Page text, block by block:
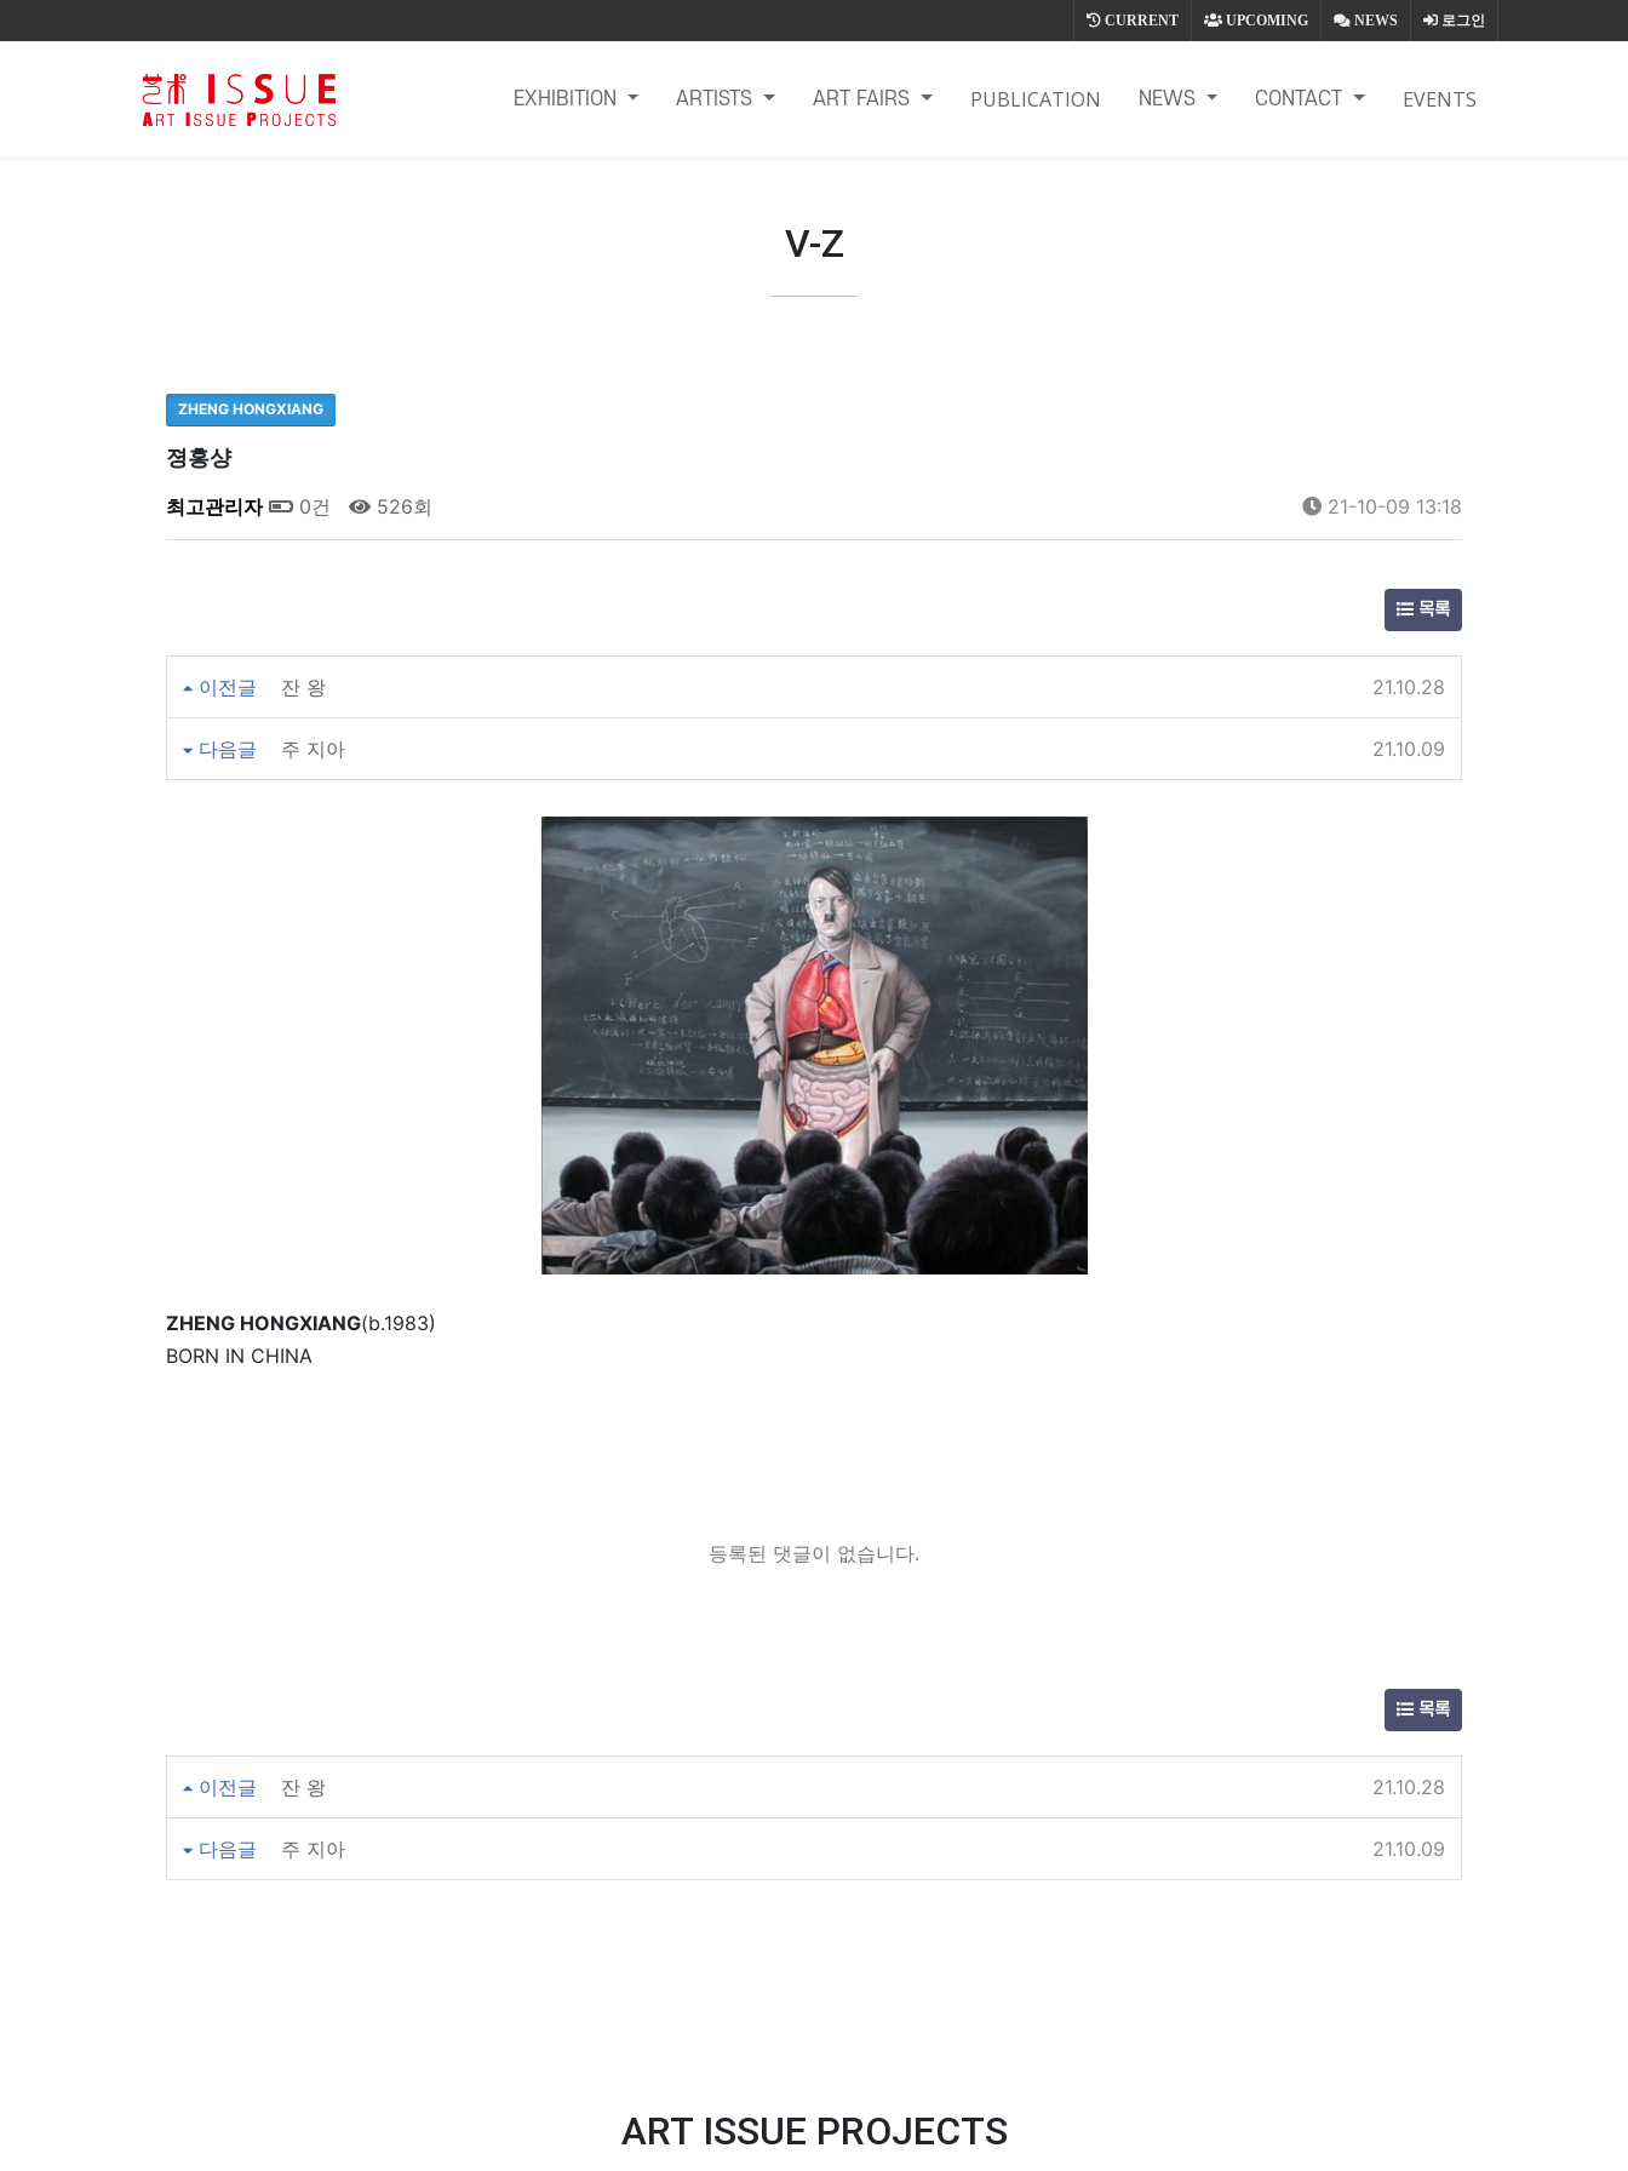
로그인
NEWS
UPCOMING
CURRENT
EXHIBITION ARTISTS ART FAIRS PUBLICATION NEWS CONTACT EVENTS
V-Z
ZHENG HONGXIANG
졍홍샹
최고관리자 0건 526회 21-10-09 13:18
목록
이전글 잔 왕 21.10.28
다음글 주 지아 21.10.09
ZHENG HONGXIANG(b.1983)
BORN IN CHINA
등록된 댓글이 없습니다.
목록
이전글 잔 왕 21.10.28
다음글 주 지아 21.10.09
ART ISSUE PROJECTS